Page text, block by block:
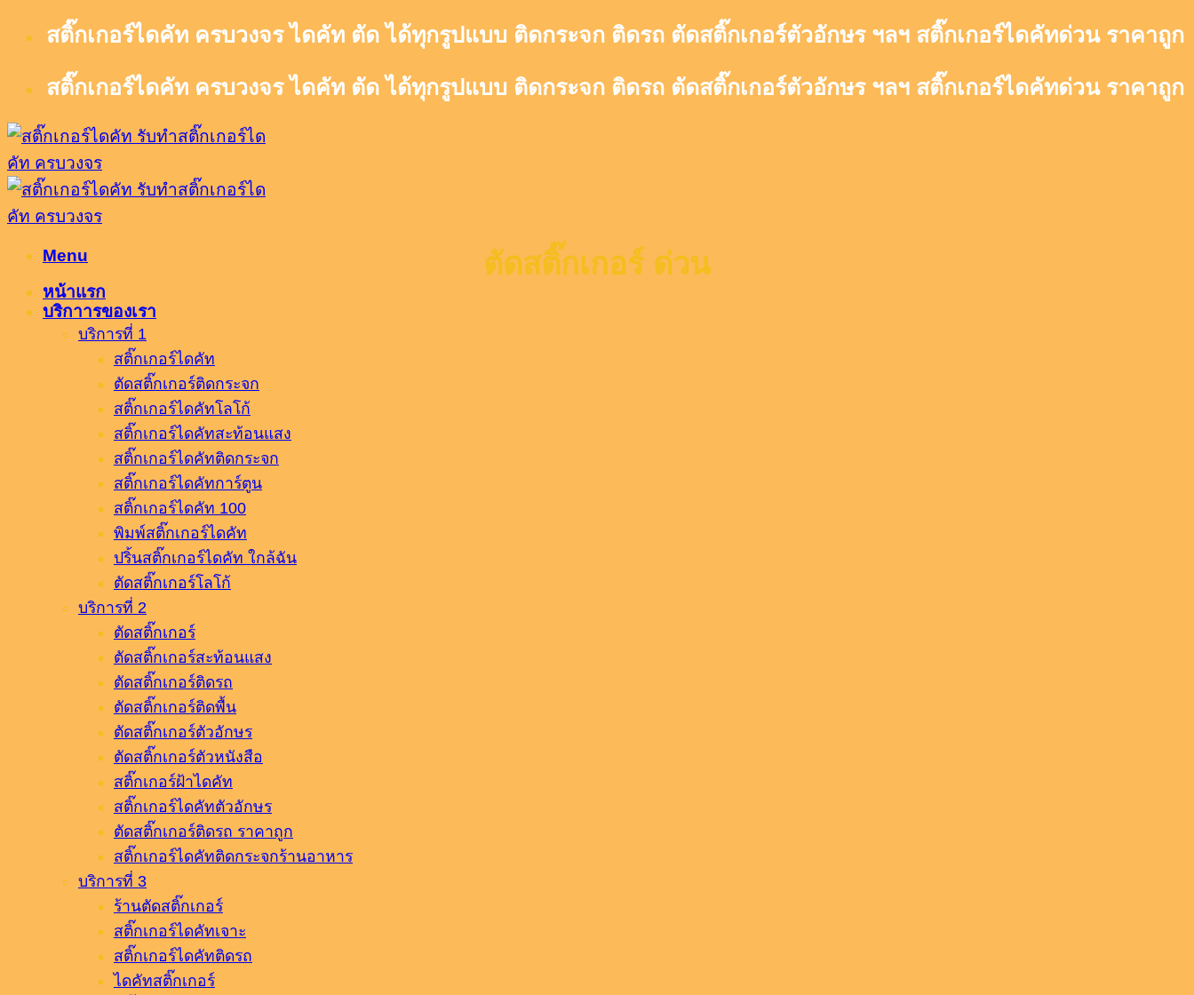
สติ๊กเกอร์ไดคัท ครบวงจร ไดคัท ตัด ได้ทุกรูปแบบ ติดกระจก ติดรถ ตัดสติ๊กเกอร์ตัวอักษร ฯลฯ สติ๊กเกอร์ไดคัทด่วน ราคาถูก
สติ๊กเกอร์ไดคัท ครบวงจร ไดคัท ตัด ได้ทุกรูปแบบ ติดกระจก ติดรถ ตัดสติ๊กเกอร์ตัวอักษร ฯลฯ สติ๊กเกอร์ไดคัทด่วน ราคาถูก
Menu
หน้าแรก
บริกาารของเรา
บริการที่ 1
สติ๊กเกอร์ไดคัท
ตัดสติ๊กเกอร์ติดกระจก
สติ๊กเกอร์ไดคัทโลโก้
สติ๊กเกอร์ไดคัทสะท้อนแสง
สติ๊กเกอร์ไดคัทติดกระจก
สติ๊กเกอร์ไดคัทการ์ตูน
สติ๊กเกอร์ไดคัท 100
พิมพ์สติ๊กเกอร์ไดคัท
ปริ้นสติ๊กเกอร์ไดคัท ใกล้ฉัน
ตัดสติ๊กเกอร์โลโก้
บริการที่ 2
ตัดสติ๊กเกอร์
ตัดสติ๊กเกอร์สะท้อนแสง
ตัดสติ๊กเกอร์ติดรถ
ตัดสติ๊กเกอร์ติดพื้น
ตัดสติ๊กเกอร์ตัวอักษร
ตัดสติ๊กเกอร์ตัวหนังสือ
สติ๊กเกอร์ฝ้าไดคัท
สติ๊กเกอร์ไดคัทตัวอักษร
ตัดสติ๊กเกอร์ติดรถ ราคาถูก
สติ๊กเกอร์ไดคัทติดกระจกร้านอาหาร
บริการที่ 3
ร้านตัดสติ๊กเกอร์
สติ๊กเกอร์ไดคัทเจาะ
สติ๊กเกอร์ไดคัทติดรถ
ไดคัทสติ๊กเกอร์
ตัดสติ๊กเกอร์ ด่วน